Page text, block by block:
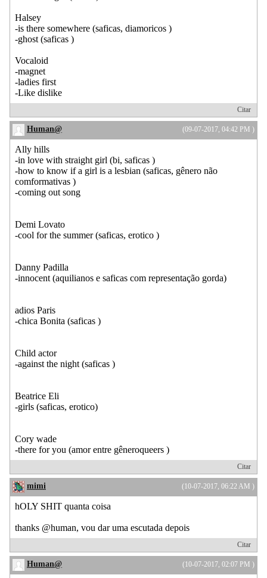
Halsey
-is there somewhere (saficas, diamoricos )
-ghost (saficas )
Vocaloid
-magnet
-ladies first
-Like dislike
Citar
(09-07-2017, 04:42 PM )
Human@
Ally hills
-in love with straight girl (bi, saficas )
-how to know if a girl is a lesbian (saficas, gênero não
comformativas )
-coming out song
Demi Lovato
-cool for the summer (saficas, erotico )
Danny Padilla
-innocent (aquilianos e saficas com representação gorda)
adios Paris
-chica Bonita (saficas )
Child actor
-against the night (saficas )
Beatrice Eli
-girls (saficas, erotico)
Cory wade
-there for you (amor entre gêneroqueers )
Citar
(10-07-2017, 06:22 AM )
mimi
hOLY SHIT quanta coisa
thanks @human, vou dar uma escutada depois
Citar
(10-07-2017, 02:07 PM )
Human@